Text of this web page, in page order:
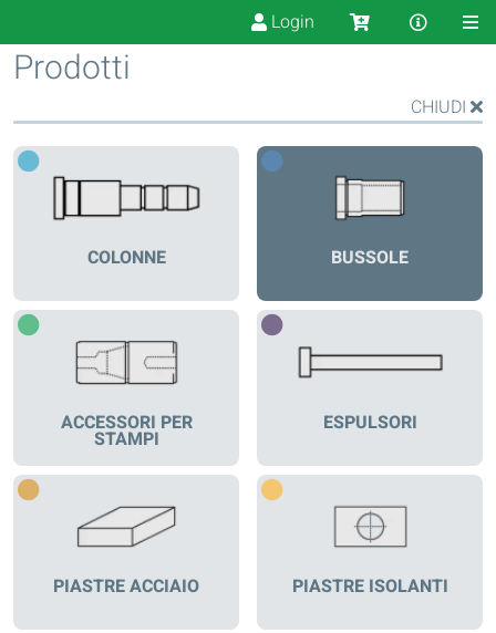
Login
Prodotti
CHIUDI
COLONNE BUSSOLE
ACCESSORI PER
STAMPI
ESPULSORI
PIASTRE ACCIAIO PIASTRE ISOLANTI